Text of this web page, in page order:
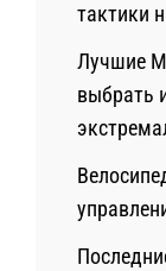
тактики
Лучшие
выбрать